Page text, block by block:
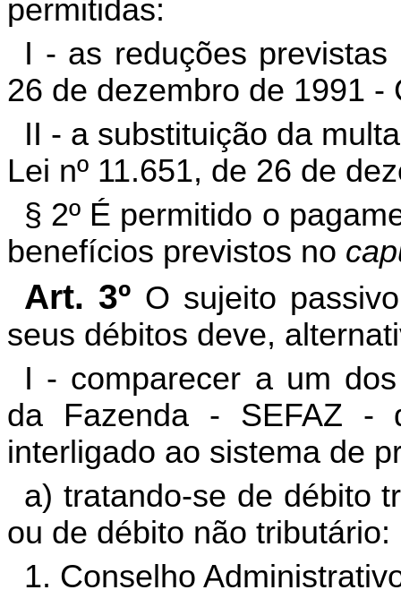
permitidas:
I - as reduções
26 de dezembro de 1991 -
II - a substituição da
Lei nº 11.651, de 26 de
§ 2º É permitido o
benefícios previstos no
Art. 3º O sujeito
seus débitos deve,
I - comparecer a um
da Fazenda - SEFAZ -
interligado ao sistema de
a) tratando-se de débito
ou de débito não tributário:
1. Conselho